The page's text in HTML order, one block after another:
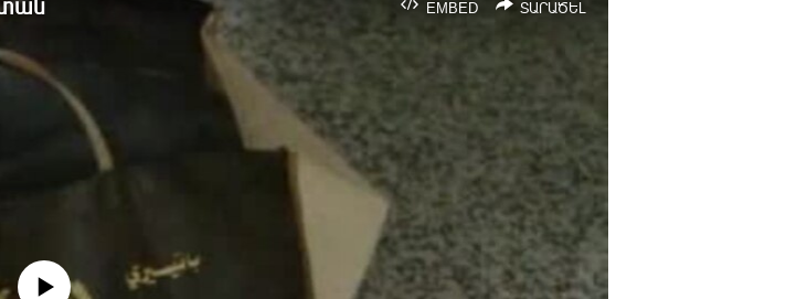
EMBED ՏԱՐԱԾԵԼ
currently available